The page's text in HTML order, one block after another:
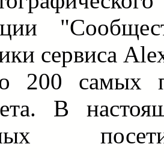
сервиса
200 самых
В